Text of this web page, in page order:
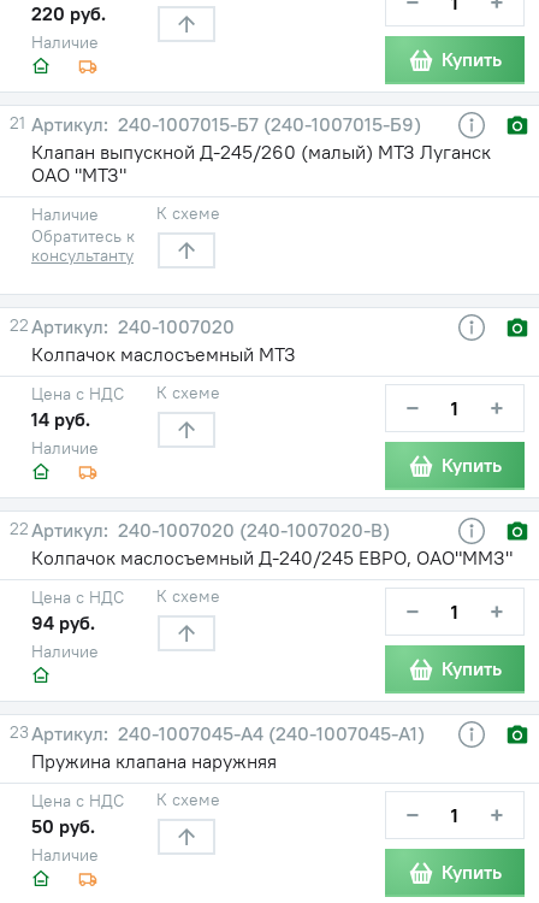
Наличие
220 руб.
Купить
21
240-1007015-Б7 (240-1007015-Б9)
Клапан выпускной Д-245/260 (малый) МТЗ Луганск
ОАО "МТЗ"
Наличие
Обратитесь к
консультанту
К схеме
22
240-1007020
Колпачок маслосъемный МТЗ
Наличие
Цена с НДС
14 руб.
К схеме − +
Купить
22
240-1007020 (240-1007020-В)
Колпачок маслосъемный Д-240/245 ЕВРО, ОАО"ММЗ"
Наличие
Цена с НДС
94 руб.
К схеме − +
Купить
23
240-1007045-А4 (240-1007045-А1)
Пружина клапана наружняя
Наличие
Цена с НДС
50 руб.
К схеме − +
Купить